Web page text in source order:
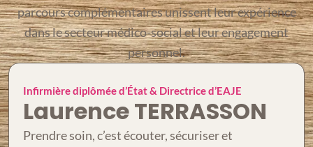
parcours complémentaires unissent leur expérience
dans le secteur médico-social et leur engagement
personnel.
Infirmière diplômée d’État & Directrice d’EAJE
Laurence TERRASSON
Prendre soin, c’est écouter, sécuriser et